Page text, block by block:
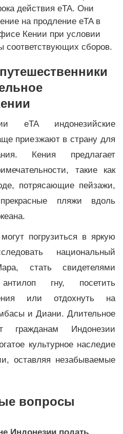
действия eTA. Они
на продление eTA в
Кении при условии
соответствующих сборов.
eTA индонезийские
приезжают в страну для
Кения предлагает
такие как
потрясающие пейзажи,
пляжи вдоль
погрузиться в яркую
национальный
стать свидетелями
гну, посетить
или отдохнуть на
и Диани. Длительное
гражданам Индонезии
культурное наследие
оставляя незабываемые
вопросы